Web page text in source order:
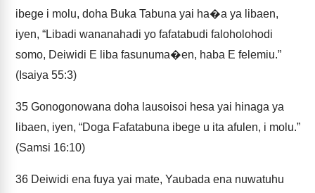
ibege i molu, doha Buka Tabuna yai ha�a ya libaen,
iyen, “Libadi wananahadi yo fafatabudi faloholohodi
somo, Deiwidi E liba fasunuma�en, haba E felemiu.”
(Isaiya 55:3)
35 Gonogonowana doha lausoisoi hesa yai hinaga ya
libaen, iyen, “Doga Fafatabuna ibege u ita afulen, i molu.”
(Samsi 16:10)
36 Deiwidi ena fuya yai mate, Yaubada ena nuwatuhu